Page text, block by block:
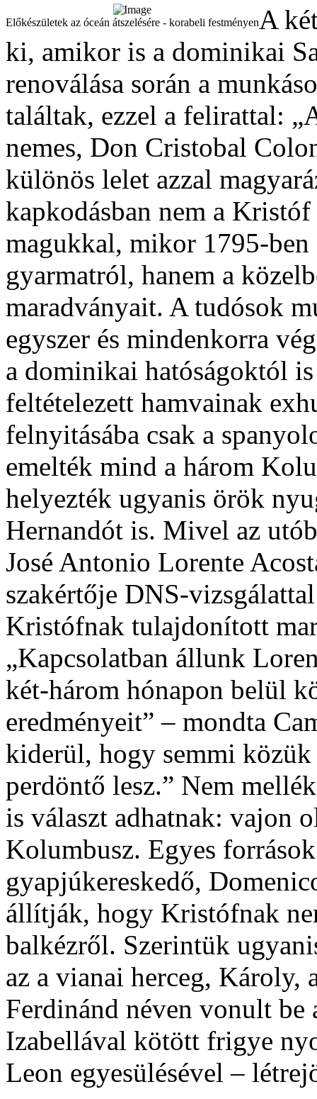
Előkészületek az óceán átszelésére - korabeli festményenA
ki, amikor is a dominikai
renoválása során a
találtak, ezzel a felirattal:
nemes, Don Cristobal
különös lelet azzal
kapkodásban nem a
magukkal, mikor 1795-
gyarmatról, hanem a
maradványait. A tudósok
egyszer és mindenkorra
a dominikai hatóságoktól
feltételezett hamvainak
felnyitásába csak a
emelték mind a három
helyezték ugyanis örök
Hernandót is. Mivel az
José Antonio Lorente
szakértője DNS-
Kristófnak tulajdonított
„Kapcsolatban állunk
két-három hónapon belül
eredményeit” – mondta
kiderül, hogy semmi közük
perdöntő lesz.” Nem
is választ adhatnak: vajon
Kolumbusz. Egyes
gyapjúkereskedő,
állítják, hogy Kristófnak
balkézről. Szerintük
az a vianai herceg, Károly,
Ferdinánd néven vonult
Izabellával kötött frigye
Leon egyesülésével –